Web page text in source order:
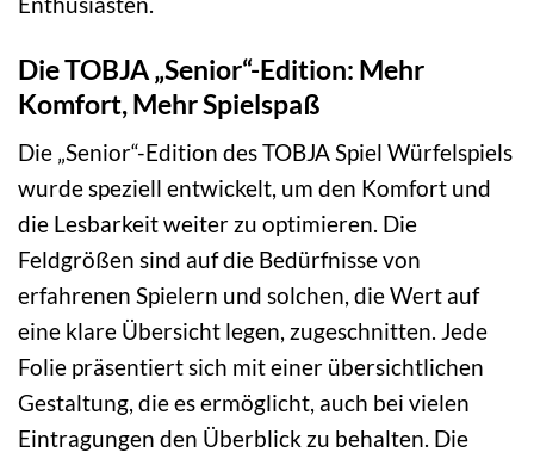
Die TOBJA „Senior“-Edition: Mehr
Komfort, Mehr Spielspaß
Die „Senior“-Edition des TOBJA Spiel Würfelspiels
wurde speziell entwickelt, um den Komfort und
die Lesbarkeit weiter zu optimieren. Die
Feldgrößen sind auf die Bedürfnisse von
erfahrenen Spielern und solchen, die Wert auf
eine klare Übersicht legen, zugeschnitten. Jede
Folie präsentiert sich mit einer übersichtlichen
Gestaltung, die es ermöglicht, auch bei vielen
Eintragungen den Überblick zu behalten. Die